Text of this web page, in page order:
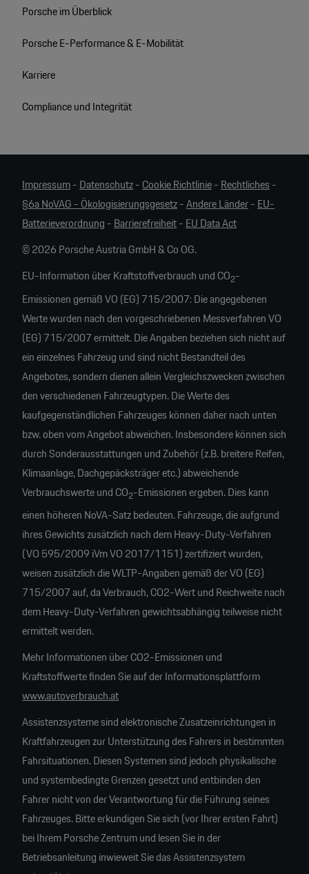
Porsche im Überblick
Porsche E-Performance & E-Mobilität
Karriere
Compliance und Integrität
Impressum-Datenschutz-Cookie Richtlinie-Rechtliches-
§6a NoVAG - Ökologisierungsgesetz-Andere Länder-EU-
Batterieverordnung -Barrierefreiheit-EU Data Act
© 2026 Porsche Austria GmbH & Co OG.
EU-Information über Kraftstoffverbrauch und CO2-
Emissionen gemäß VO (EG) 715/2007: Die angegebenen
Werte wurden nach den vorgeschriebenen Messverfahren VO
(EG) 715/2007 ermittelt. Die Angaben beziehen sich nicht auf
ein einzelnes Fahrzeug und sind nicht Bestandteil des
Angebotes, sondern dienen allein Vergleichszwecken zwischen
den verschiedenen Fahrzeugtypen. Die Werte des
kaufgegenständlichen Fahrzeuges können daher nach unten
bzw. oben vom Angebot abweichen. Insbesondere können sich
durch Sonderausstattungen und Zubehör (z.B. breitere Reifen,
Klimaanlage, Dachgepäcksträger etc.) abweichende
Verbrauchswerte und CO2-Emissionen ergeben. Dies kann
einen höheren NoVA-Satz bedeuten. Fahrzeuge, die aufgrund
ihres Gewichts zusätzlich nach dem Heavy-Duty-Verfahren
(VO 595/2009 iVm VO 2017/1151) zertifiziert wurden,
weisen zusätzlich die WLTP-Angaben gemäß der VO (EG)
715/2007 auf, da Verbrauch, CO2-Wert und Reichweite nach
dem Heavy-Duty-Verfahren gewichtsabhängig teilweise nicht
ermittelt werden.
Mehr Informationen über CO2-Emissionen und
Kraftstoffwerte finden Sie auf der Informationsplattform
www.autoverbrauch.at
Assistenzsysteme sind elektronische Zusatzeinrichtungen in
Kraftfahrzeugen zur Unterstützung des Fahrers in bestimmten
Fahrsituationen. Diesen Systemen sind jedoch physikalische
und systembedingte Grenzen gesetzt und entbinden den
Fahrer nicht von der Verantwortung für die Führung seines
Fahrzeuges. Bitte erkundigen Sie sich (vor Ihrer ersten Fahrt)
bei Ihrem Porsche Zentrum und lesen Sie in der
Betriebsanleitung inwieweit Sie das Assistenzsystem